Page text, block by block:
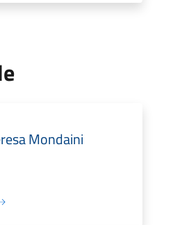
Mondaini